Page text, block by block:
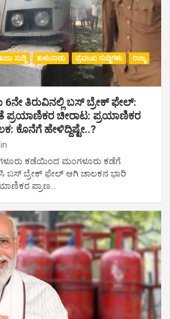
ಸುದ್ದಿ ತುಳುನಾಡು ಪ್ರಮುಖ ಸುದ್ದಿಗಳು
ರಾಜ್ಯ
ತಿರುವಿನಲ್ಲಿ ಬಸ್ ಬ್ರೇಕ್ ಫೇಲ್:
ಪ್ರಯಾಣಿಕರ ಚೀರಾಟ: ಪ್ರಯಾಣಿಕರ
ಕೊನೆಗೆ ಹೇಳಿದ್ದಿಷ್ಟೇ..?
ಕಡೆಯಿಂದ ಮಂಗಳೂರು ಕಡೆಗೆ
ಬಸ್ ಬ್ರೇಕ್ ಫೇಲ್ ಆಗಿ ಚಾಲಕನ ಭಾರಿ
ಪ್ರಾಣ…